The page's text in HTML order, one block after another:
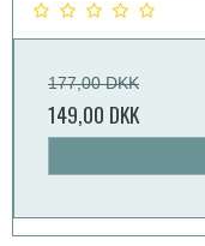
177,00 DKK
149,00 DKK